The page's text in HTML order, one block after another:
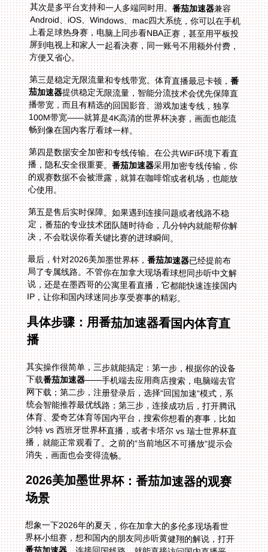
其次是多平台支持和一人多端同时用。番茄加速器兼容
Android、iOS、Windows、mac四大系统，你可以在手机
上看足球热身赛，电脑上同步看NBA正赛，甚至用平板投
屏到电视上和家人一起看决赛，同一账号不用额外付费，
方便又省心。
第三是稳定无限流量和专线带宽。体育直播最忌卡顿，番
茄加速器提供稳定无限流量，智能分流技术会优先保障直
播带宽，而且有精选的回国影音、游戏加速专线，独享
100M带宽——就算是4K高清的世界杯决赛，画面也能流
畅到像在国内客厅看球一样。
第四是数据安全加密和专线传输。在公共WiFi环境下看直
播，隐私安全很重要。番茄加速器采用加密专线传输，你
的观赛数据不会被泄露，就算在咖啡馆或者机场，也能放
心使用。
第五是售后实时保障。如果遇到连接问题或者线路不稳
定，番茄的专业技术团队随时待命，几分钟内就能帮你解
决，不会耽误你看关键比赛的进球瞬间。
最后，针对2026美加墨世界杯，番茄加速器已经提前布
局了专属线路。不管你在加拿大现场看球想同步听中文解
说，还是在墨西哥的公寓里看直播，它都能快速连接国内
IP，让你和国内球迷同步享受赛事的精彩。
具体步骤：用番茄加速器看国内体育直
播
其实操作很简单，三步就能搞定：第一步，根据你的设备
下载番茄加速器——手机端去应用商店搜索，电脑端去官
网下载；第二步，注册登录后，选择“回国加速”模式，系
统会智能推荐最优线路；第三步，连接成功后，打开腾讯
体育、爱奇艺体育等国内平台，搜索你想看的赛事，比如
沙特 vs 西班牙世界杯直播，或者卡塔尔 vs 瑞士世界杯直
播，就能正常观看了。之前的“当前地区不可播放”提示会
消失，画面也会变得流畅。
2026美加墨世界杯：番茄加速器的观赛
场景
想象一下2026年的夏天，你在加拿大的多伦多现场看世
界杯小组赛，想和国内的朋友同步听黄健翔的解说，打开